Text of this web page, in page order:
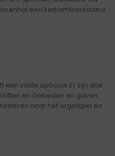
een kerkambassadeur
vaste opbouw.Er zijn drie
en Gebeden en gaven.
luisteren naar het orgelspel en